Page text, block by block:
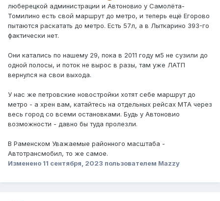
люберецкой администрации и Автоновио у Самолёта-
Томилино есть свой маршрут до метро, и теперь ещё Егорово
пытаются раскатать до метро. Есть 57л, а в Лыткарино 393-го
фактически нет.
Они катались по нашему 29, пока в 2011 году м5 не сузили до
одной полосы, и поток не вырос в разы, там уже ЛАТП
вернулся на свои выхода.
У нас же петровские новостройки хотят себе маршрут до
метро - а хрен вам, катайтесь на отдельных рейсах МТА через
весь город со всеми остановками. Будь у Автоновио
возможности - давно бы туда пролезли.
В Раменском Уважаемые районного масштаба -
Автотрансмобил, то же самое.
Изменено 11 сентября, 2023 пользователем Mazzy